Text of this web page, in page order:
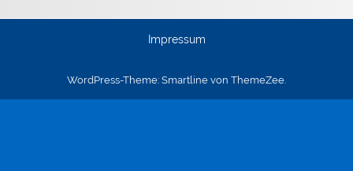
Impressum
WordPress-Theme: Smartline von ThemeZee.